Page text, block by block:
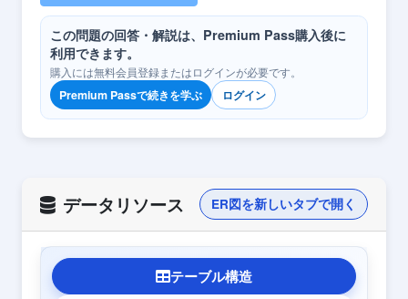
この問題の回答・解説は、Premium Pass購入後に
利用できます。
購入には無料会員登録またはログインが必要です。
Premium Passで続きを学ぶ
ログイン
データリソース ER図を新しいタブで開く
テーブル構造